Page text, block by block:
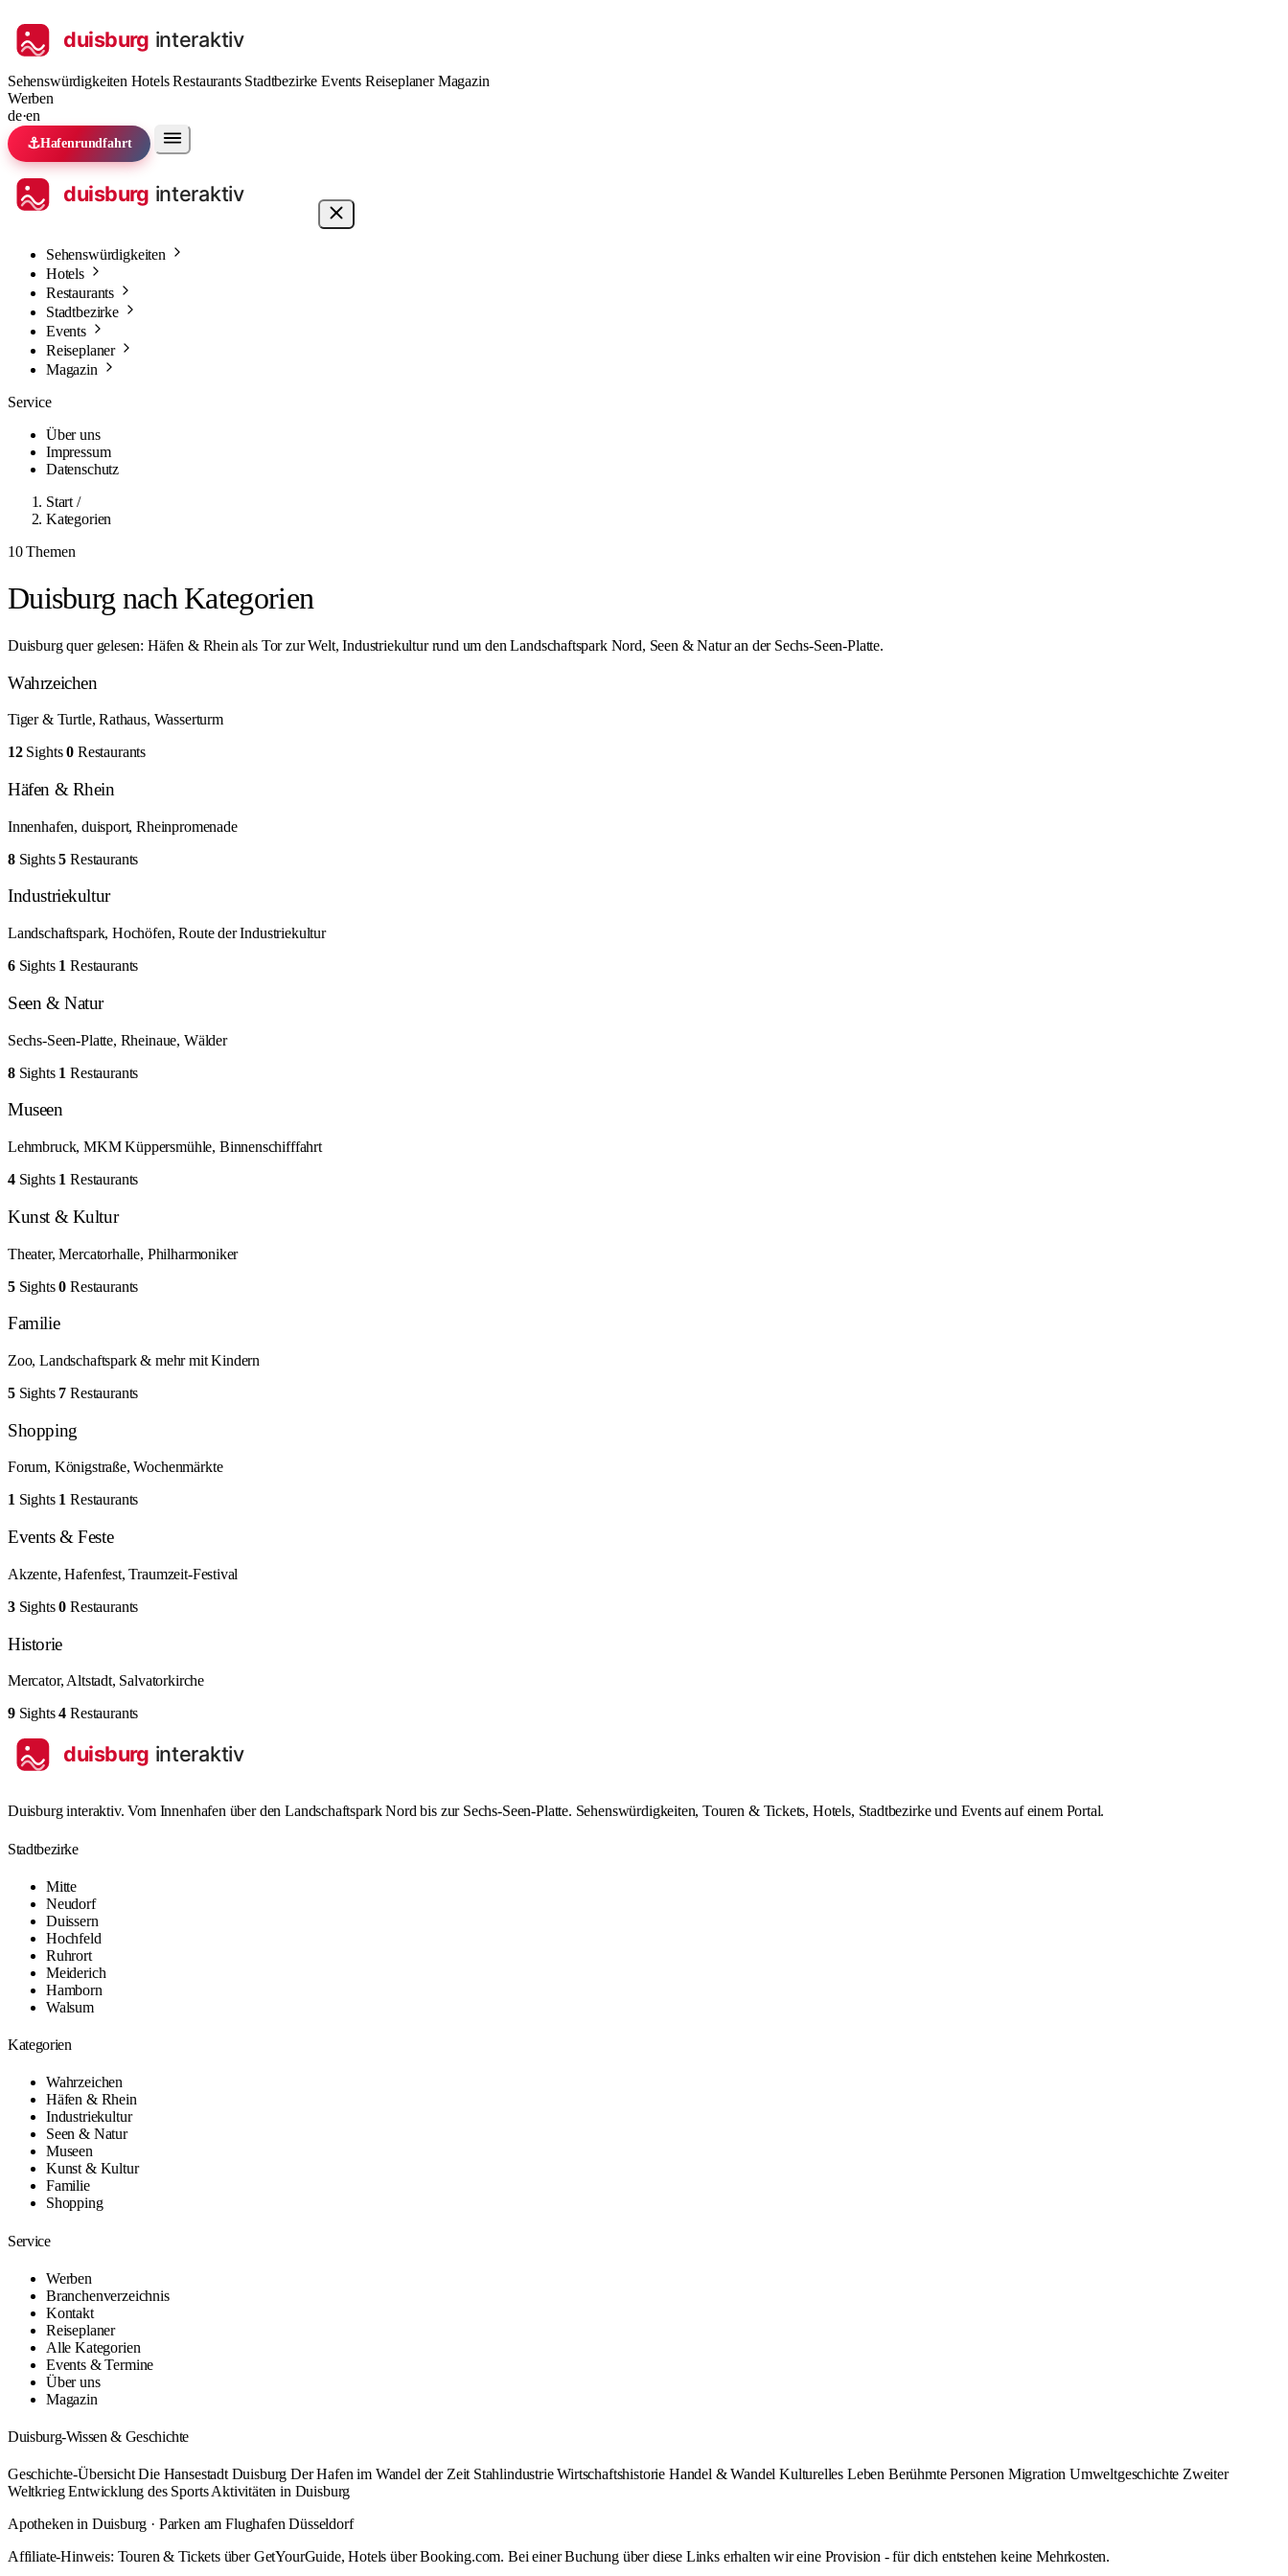
Sehenswürdigkeiten HotelsRestaurants StadtbezirkeEvents ReiseplanerMagazin
Werben
de·en
⚓Hafenrundfahrt
Sehenswürdigkeiten
Hotels
Restaurants
Stadtbezirke
Events
Reiseplaner
Magazin
Service
Über uns
Impressum
Datenschutz
Start /
Kategorien
10 Themen
Duisburg nach Kategorien
Duisburg quer gelesen: Häfen & Rhein als Tor zur Welt, Industriekultur rund um den Landschaftspark Nord, Seen & Natur an der Sechs-Seen-Platte.
Wahrzeichen
Tiger & Turtle, Rathaus, Wasserturm
12Sights 0 Restaurants
Häfen & Rhein
Innenhafen, duisport, Rheinpromenade
8Sights 5 Restaurants
Industriekultur
Landschaftspark, Hochöfen, Route der Industriekultur
6Sights 1 Restaurants
Seen & Natur
Sechs-Seen-Platte, Rheinaue, Wälder
8Sights 1 Restaurants
Museen
Lehmbruck, MKM Küppersmühle, Binnenschifffahrt
4Sights 1 Restaurants
Kunst & Kultur
Theater, Mercatorhalle, Philharmoniker
5Sights 0 Restaurants
Familie
Zoo, Landschaftspark & mehr mit Kindern
5Sights 7 Restaurants
Shopping
Forum, Königstraße, Wochenmärkte
1 Sights 1 Restaurants
Events & Feste
Akzente, Hafenfest, Traumzeit-Festival
3Sights 0 Restaurants
Historie
Mercator, Altstadt, Salvatorkirche
9Sights 4 Restaurants
Duisburg interaktiv. Vom Innenhafen über den Landschaftspark Nord bis zur Sechs-Seen-Platte. Sehenswürdigkeiten, Touren & Tickets, Hotels, Stadtbezirke und Events auf einem Portal.
Stadtbezirke
Mitte
Neudorf
Duissern
Hochfeld
Ruhrort
Meiderich
Hamborn
Walsum
Kategorien
Wahrzeichen
Häfen & Rhein
Industriekultur
Seen & Natur
Museen
Kunst & Kultur
Familie
Shopping
Service
Werben
Branchenverzeichnis
Kontakt
Reiseplaner
Alle Kategorien
Events & Termine
Über uns
Magazin
Duisburg-Wissen & Geschichte
Geschichte-Übersicht Die Hansestadt Duisburg Der Hafen im Wandel der Zeit Stahlindustrie Wirtschaftshistorie Handel & Wandel Kulturelles Leben Berühmte Personen Migration Umweltgeschichte Zweiter
Weltkrieg Entwicklung des Sports Aktivitäten in Duisburg
Apotheken in Duisburg · Parken am Flughafen Düsseldorf
Affiliate-Hinweis: Touren & Tickets über GetYourGuide, Hotels über Booking.com. Bei einer Buchung über diese Links erhalten wir eine Provision - für dich entstehen keine Mehrkosten.